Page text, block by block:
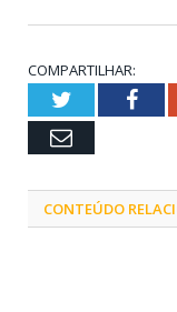
COMPARTILHAR:
Twitter
Email
CONTEÚDO